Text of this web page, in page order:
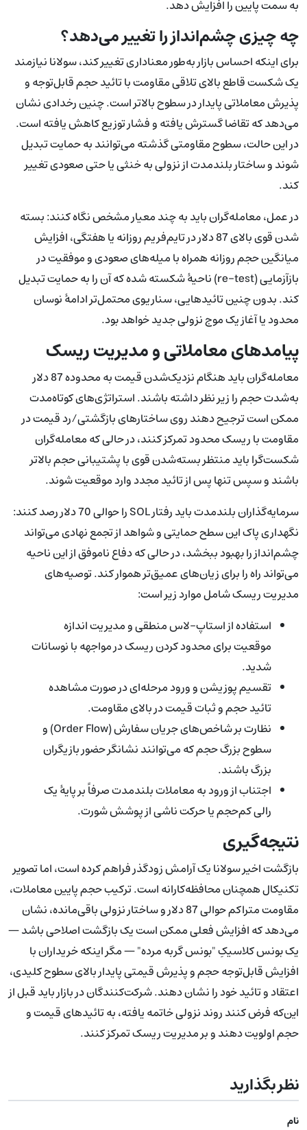
به سمت پایین را افزایش دهد.
چه چیزی چشم‌انداز را تغییر می‌دهد؟
برای اینکه احساس بازار به‌طور معناداری تغییر کند، سولانا نیازمند
یک شکست قاطع بالای تلاقی مقاومت با تائید حجم قابل‌توجه و
پذیرش معاملاتی پایدار در سطوح بالاتر است. چنین رخدادی نشان
می‌دهد که تقاضا گسترش یافته و فشار توزیع کاهش یافته است.
در این حالت، سطوح مقاومتی گذشته می‌توانند به حمایت تبدیل
شوند و ساختار بلندمدت از نزولی به خنثی یا حتی صعودی تغییر
کند.
در عمل، معامله‌گران باید به چند معیار مشخص نگاه کنند: بسته
شدن قوی بالای 87 دلار در تایم‌فریم روزانه یا هفتگی، افزایش
میانگین حجم روزانه همراه با میله‌های صعودی و موفقیت در
بازآزمایی (re-test) ناحیهٔ شکسته شده که آن را به حمایت تبدیل
کند. بدون چنین تائیدهایی، سناریوی محتمل‌تر ادامهٔ نوسان
محدود یا آغاز یک موج نزولی جدید خواهد بود.
پیامدهای معاملاتی و مدیریت ریسک
معامله‌گران باید هنگام نزدیک‌شدن قیمت به محدوده 87 دلار
به‌شدت حجم را زیر نظر داشته باشند. استراتژی‌های کوتاه‌مدت
ممکن است ترجیح دهند روی ساختارهای بازگشتی/رد قیمت در
مقاومت با ریسک محدود تمرکز کنند، در حالی که معامله‌گران
شکست‌گرا باید منتظر بسته‌شدن قوی با پشتیبانی حجم بالاتر
باشند و سپس تنها پس از تائید مجدد وارد موقعیت شوند.
سرمایه‌گذاران بلندمدت باید رفتار SOL را حوالی 70 دلار رصد کنند:
نگهداری پاک این سطح حمایتی و شواهد از تجمع نهادی می‌تواند
چشم‌انداز را بهبود ببخشد، در حالی که دفاع ناموفق از این ناحیه
می‌تواند راه را برای زیان‌های عمیق‌تر هموار کند. توصیه‌های
مدیریت ریسک شامل موارد زیر است:
استفاده از استاپ-لاس منطقی و مدیریت اندازه
موقعیت برای محدود کردن ریسک در مواجهه با نوسانات
شدید.
تقسیم پوزیشن و ورود مرحله‌ای در صورت مشاهده
تائید حجم و ثبات قیمت در بالای مقاومت.
نظارت بر شاخص‌های جریان سفارش (Order Flow) و
سطوح بزرگ حجم که می‌توانند نشانگر حضور بازیگران
بزرگ باشند.
اجتناب از ورود به معاملات بلندمدت صرفاً بر پایهٔ یک
رالی کم‌حجم یا حرکت ناشی از پوشش شورت.
نتیجه‌گیری
بازگشت اخیر سولانا یک آرامش زودگذر فراهم کرده است، اما تصویر
تکنیکال همچنان محافظه‌کارانه است. ترکیب حجم پایین معاملات،
مقاومت متراکم حوالی 87 دلار و ساختار نزولی باقی‌مانده، نشان
می‌دهد که افزایش فعلی ممکن است یک بازگشت اصلاحی باشد —
یک بونس کلاسیکِ "بونس گربه مرده" — مگر اینکه خریداران با
افزایش قابل‌توجه حجم و پذیرش قیمتی پایدار بالای سطوح کلیدی،
اعتقاد و تائید خود را نشان دهند. شرکت‌کنندگان در بازار باید قبل از
این‌که فرض کنند روند نزولی خاتمه یافته، به تائیدهای قیمت و
حجم اولویت دهند و بر مدیریت ریسک تمرکز کنند.
نظر بگذارید
نام